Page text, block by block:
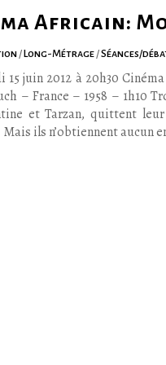
Africain:
/ Long-Métrage/Séances/
15 juin 2012 à 20h30
– France – 1958 – 1h10
et Tarzan, quittent
ils n’obtiennent aucun